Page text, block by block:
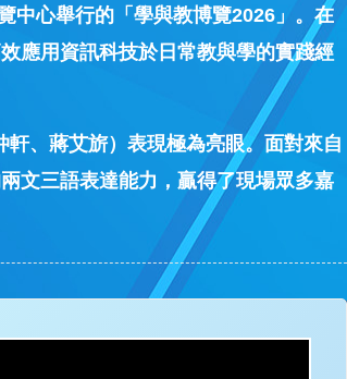
中心舉行的「學與教博覽2026」。在
應用資訊科技於日常教與學的實踐經
、蔣艾旂）表現極為亮眼。面對來自
文三語表達能力，贏得了現場眾多嘉